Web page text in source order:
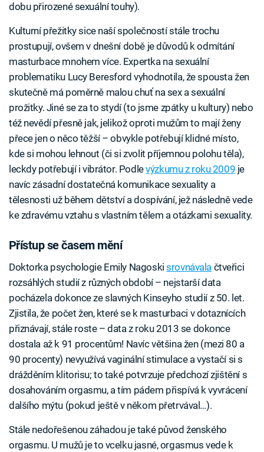
dobu přirozené sexuální touhy).
Kulturní přežitky sice naší společností stále trochu
prostupují, ovšem v dnešní době je důvodů k odmítání
masturbace mnohem více. Expertka na sexuální
problematiku Lucy Beresford vyhodnotila, že spousta žen
skutečně má poměrně malou chuť na sex a sexuální
prožitky. Jiné se za to stydí (to jsme zpátky u kultury) nebo
též nevědí přesně jak, jelikož oproti mužům to mají ženy
přece jen o něco těžší – obvykle potřebují klidné místo,
kde si mohou lehnout (či si zvolit příjemnou polohu těla),
leckdy potřebují i vibrátor. Podlevýzkumu z roku 2009 je
navíc zásadní dostatečná komunikace sexuality a
tělesnosti už během dětství a dospívání, jež následně vede
ke zdravému vztahu s vlastním tělem a otázkami sexuality.
Přístup se časem mění
Doktorka psychologie Emily Nagoskisrovnávala čtveřici
rozsáhlých studií z různých období – nejstarší data
pocházela dokonce ze slavných Kinseyho studií z 50. let.
Zjistila, že počet žen, které se k masturbaci v dotaznících
přiznávají, stále roste – data z roku 2013 se dokonce
dostala až k 91 procentům! Navíc většina žen (mezi 80 a
90 procenty) nevyužívá vaginální stimulace a vystačí si s
drážděním klitorisu; to také potvrzuje předchozí zjištění s
dosahováním orgasmu, a tím pádem přispívá k vyvrácení
dalšího mýtu (pokud ještě v někom přetrvával…).
Stále nedořešenou záhadou je také původ ženského
orgasmu. U mužů je to vcelku jasné, orgasmus vede k